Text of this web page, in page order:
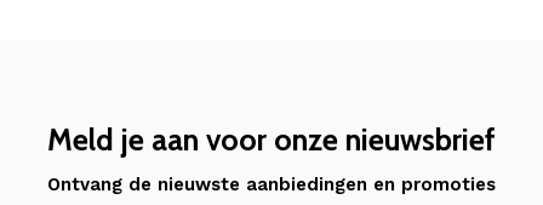
Meld je aan voor onze nieuwsbrief
Ontvang de nieuwste aanbiedingen en promoties